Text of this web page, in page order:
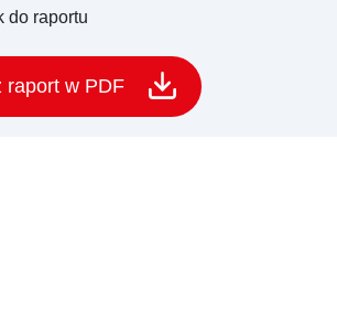
do raportu
raport w PDF